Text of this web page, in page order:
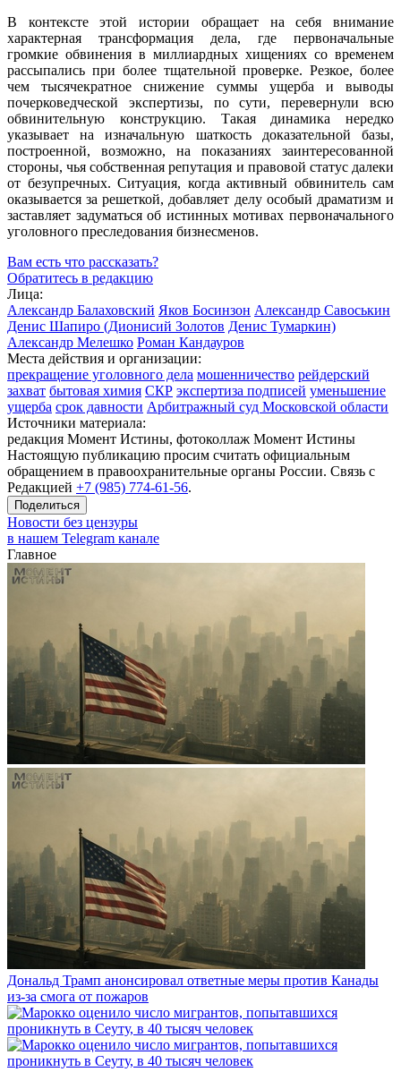
В контексте этой истории обращает на себя внимание
характерная трансформация дела, где первоначальные
громкие обвинения в миллиардных хищениях со временем
рассыпались при более тщательной проверке. Резкое, более
чем тысячекратное снижение суммы ущерба и выводы
почерковедческой экспертизы, по сути, перевернули всю
обвинительную конструкцию. Такая динамика нередко
указывает на изначальную шаткость доказательной базы,
построенной, возможно, на показаниях заинтересованной
стороны, чья собственная репутация и правовой статус далеки
от безупречных. Ситуация, когда активный обвинитель сам
оказывается за решеткой, добавляет делу особый драматизм и
заставляет задуматься об истинных мотивах первоначального
уголовного преследования бизнесменов.
Вам есть что рассказать?
Обратитесь в редакцию
Лица:
Александр Балаховский Яков Босинзон Александр Савоськин
Денис Шапиро (Дионисий Золотов Денис Тумаркин)
Александр Мелешко Роман Кандауров
Места действия и организации:
прекращение уголовного дела мошенничество рейдерский
захват бытовая химия СКР экспертиза подписей уменьшение
ущерба срок давности Арбитражный суд Московской области
Источники материала:
редакция Момент Истины, фотоколлаж Момент Истины
Настоящую публикацию просим считать официальным
обращением в правоохранительные органы России. Связь с
Редакцией +7 (985) 774-61-56.
Поделиться
Новости без цензуры
в нашем Telegram канале
Главное
Дональд Трамп анонсировал ответные меры против Канады
из-за смога от пожаров